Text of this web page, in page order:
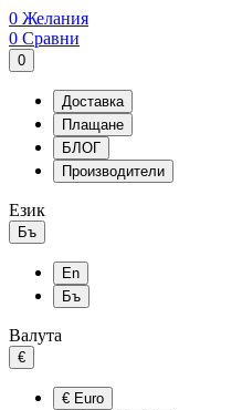
0 Желания
0 Сравни
0
Доставка
Плащане
БЛОГ
Производители
Език
Бъ
En
Бъ
Валута
€
€ Euro